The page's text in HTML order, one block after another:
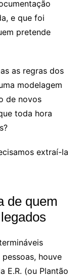
e que foi
pretende
as regras dos
modelagem
de novos
toda hora
extraí-la
de quem
houve
E.R. (ou Plantão